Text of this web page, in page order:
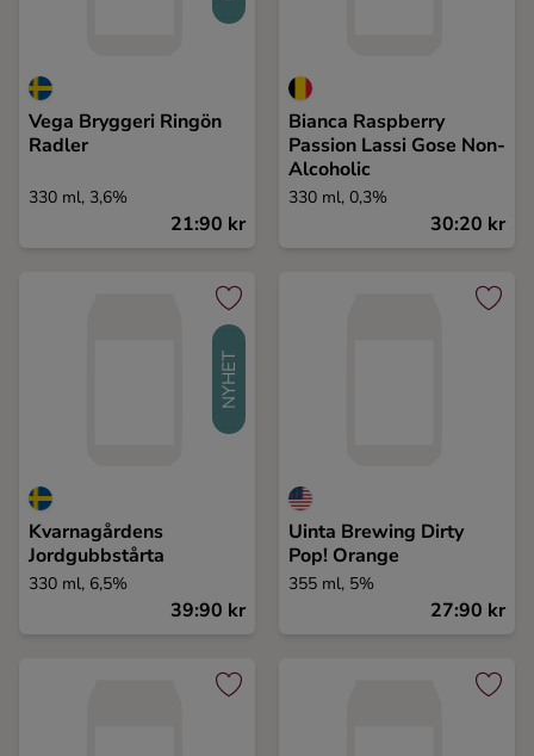
Vega Bryggeri Ringön
Radler
330 ml, 3,6%
21:90 kr
Bianca Raspberry
Passion Lassi Gose Non-
Alcoholic
330 ml, 0,3%
30:20 kr
NYHET
Kvarnagårdens
Jordgubbstårta
330 ml, 6,5%
39:90 kr
Uinta Brewing Dirty
Pop! Orange
355 ml, 5%
27:90 kr